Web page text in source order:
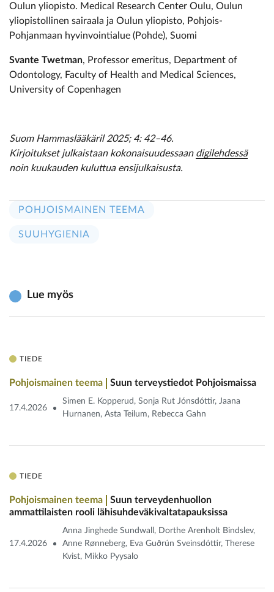
Oulun yliopisto. Medical Research Center Oulu, Oulun
yliopistollinen sairaala ja Oulun yliopisto, Pohjois-
Pohjanmaan hyvinvointialue (Pohde), Suomi
Svante Twetman, Professor emeritus, Department of
Odontology, Faculty of Health and Medical Sciences,
University of Copenhagen
Suom Hammaslääkäril 2025; 4: 42–46.
Kirjoitukset julkaistaan kokonaisuudessaan digilehdessä
noin kuukauden kuluttua ensijulkaisusta.
POHJOISMAINEN TEEMA
SUUHYGIENIA
Lue myös
TIEDE
Pohjoismainen teema Suun terveystiedot Pohjoismaissa
17.4.2026
Simen E. Kopperud, Sonja Rut Jónsdóttir, Jaana
Hurnanen, Asta Teilum, Rebecca Gahn
TIEDE
Pohjoismainen teema
Suun terveydenhuollon
ammattilaisten rooli lähisuhdeväkivaltatapauksissa
17.4.2026
Anna Jinghede Sundwall, Dorthe Arenholt Bindslev,
Anne Rønneberg, Eva Guðrún Sveinsdóttir, Therese
Kvist, Mikko Pyysalo